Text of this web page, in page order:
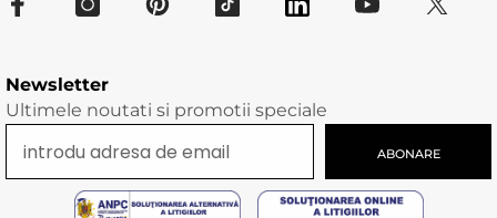
Newsletter
Ultimele noutati si promotii speciale
ABONARE